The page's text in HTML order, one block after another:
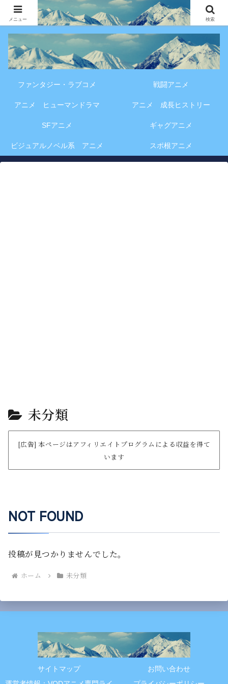
アニメ・漫画・VOD作品の見どころ、配信情報、登場人物や物語の考察を、作
品別・ジャンル別に分かりやすく紹介する専門ブログです。
ファンタジー・ラブコメ 戦闘アニメ
アニメ ヒューマンドラマ アニメ 成長ヒストリー
SFアニメ ギャグアニメ
ビジュアルノベル系 アニメ スポ根アニメ
未分類
[広告] 本ページはアフィリエイトプログラムによる収益を得て
います
NOT FOUND
投稿が見つかりませんでした。
ホーム 未分類
サイトマップ
お問い合わせ
メニュー 検索